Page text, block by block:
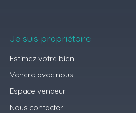
Je suis propriétaire
Estimez votre bien
Vendre avec nous
Espace vendeur
Nous contacter